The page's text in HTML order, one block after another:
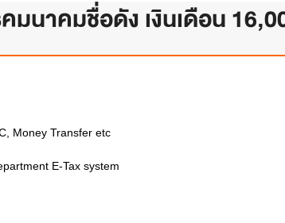
นาคมชื่อดัง เงินเดือน
Money Transfer etc
E-Tax system